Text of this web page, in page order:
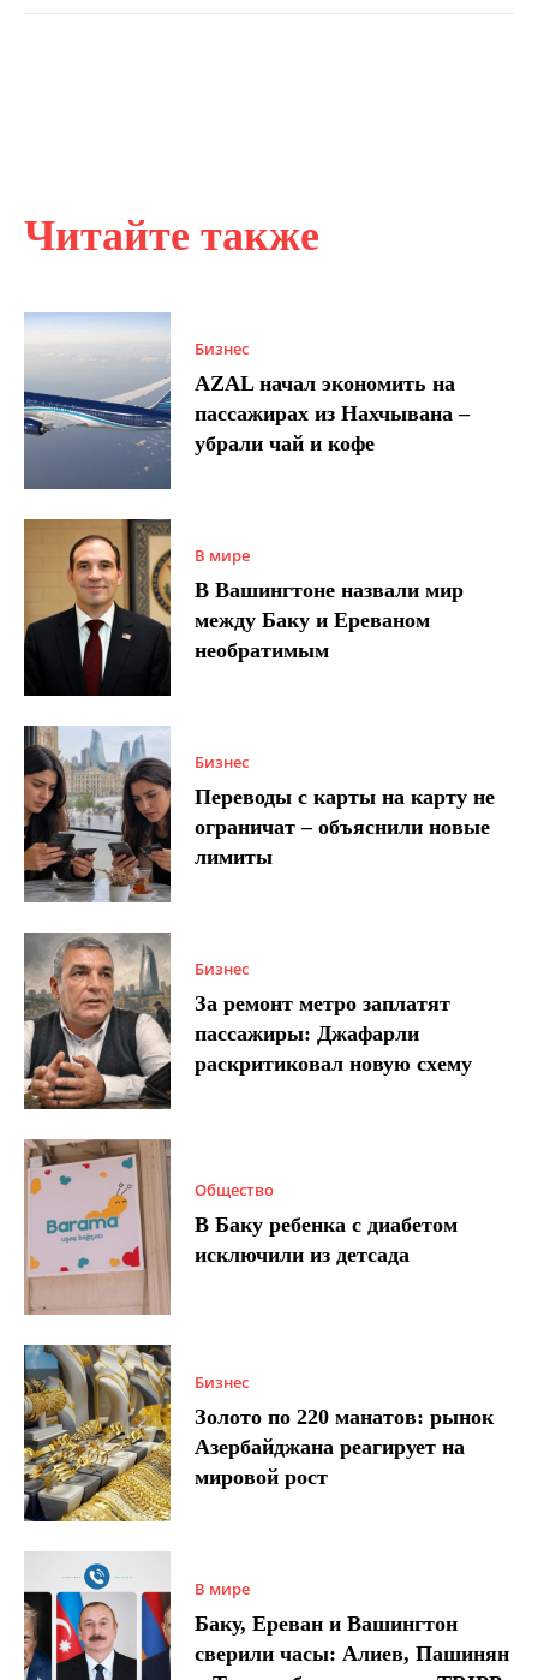
Читайте также
Бизнес
AZAL начал экономить на
пассажирах из Нахчывана –
убрали чай и кофе
В мире
В Вашингтоне назвали мир
между Баку и Ереваном
необратимым
Бизнес
Переводы с карты на карту не
ограничат – объяснили новые
лимиты
Бизнес
За ремонт метро заплатят
пассажиры: Джафарли
раскритиковал новую схему
Общество
В Баку ребенка с диабетом
исключили из детсада
Бизнес
Золото по 220 манатов: рынок
Азербайджана реагирует на
мировой рост
В мире
Баку, Ереван и Вашингтон
сверили часы: Алиев, Пашинян